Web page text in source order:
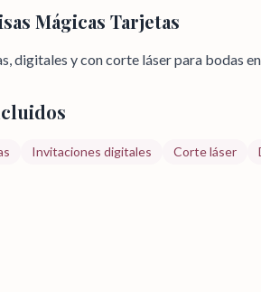
Mágicas Tarjetas
digitales y con corte láser para bodas
Invitaciones digitales Corte láser